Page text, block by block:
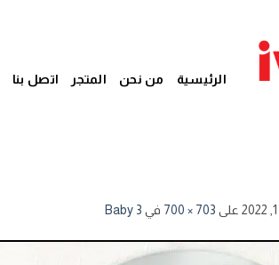
الرئيسية من نحن المتجر اتصل بنا
على 703 × 700 في Baby 3